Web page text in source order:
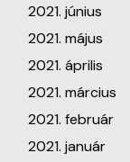
2021. június
2021. május
2021. április
2021. március
2021. február
2021. január